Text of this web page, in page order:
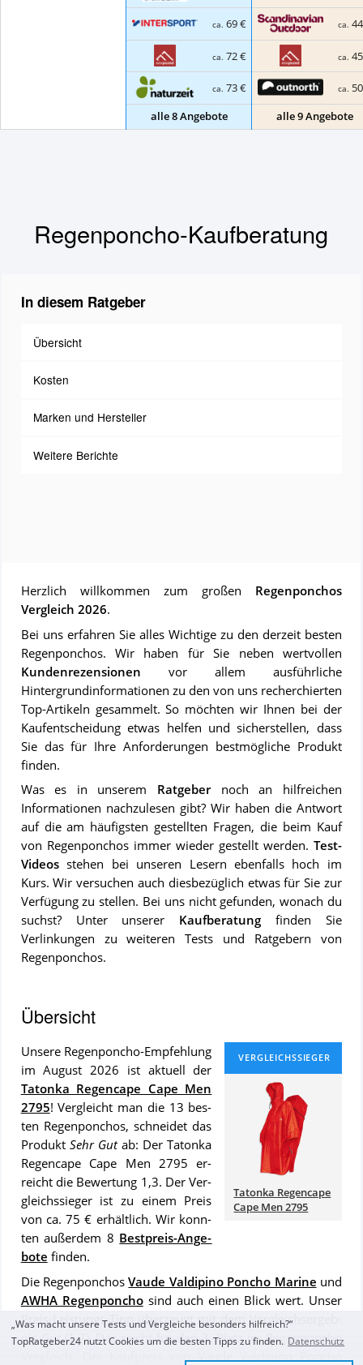
ca.69 €
ca.72 €
ca.73 €
alle 8 Angebote
ca.
ca.
ca.
alle 9 Angebote
Regenponcho-Kaufberatung
In diesem Ratgeber
Übersicht
Kosten
Marken und Hersteller
Weitere Berichte
Herzlich willkommen zum großen Regenponchos
Vergleich 2026.
Bei uns erfahren Sie alles Wichtige zu den derzeit besten
Regenponchos. Wir haben für Sie neben wertvollen
Kundenrezensionen vor allem ausführliche
Hintergrundinformationen zu den von uns recherchierten
Top-Artikeln gesammelt. So möchten wir Ihnen bei der
Kaufentscheidung etwas helfen und sicherstellen, dass
Sie das für Ihre Anforderungen bestmögliche Produkt
finden.
Was es in unserem Ratgebernoch an hilfreichen
Informationen nachzulesen gibt? Wir haben die Antwort
auf die am häufigsten gestellten Fragen, die beim Kauf
von Regenponchos immer wieder gestellt werden. Test-
Videosstehen bei unseren Lesern ebenfalls hoch im
Kurs. Wir versuchen auch diesbezüglich etwas für Sie zur
Verfügung zu stellen. Bei uns nicht gefunden, wonach du
suchst? Unter unserer Kaufberatung finden Sie
Verlinkungen zu weiteren Tests und Ratgebern von
Regenponchos.
Übersicht
Tatonka Regencape
Cape Men 2795
Un­se­re Regenponcho-Emp­feh­lung
im August 2026 ist ak­tu­ell der
Tatonka Regencape Cape Men
2795! Ver­gleicht man die 13 bes­
ten Regenponchos, schnei­det das
Pro­dukt Sehr Gutab: Der Tatonka
Regencape Cape Men 2795 er­
reicht die Be­wer­tung 1,3. Der Ver­
gleichs­sie­ger ist zu ei­nem Preis
von ca. 75 € er­hält­lich. Wir konn­
ten au­ßer­dem 8 Best­preis-An­ge­
bo­te fin­den.
Die RegenponchosVaude Valdipino Poncho Marine und
AWHA Regenponchosind auch ei­nen Blick wert. Un­ser
Preis-Leis­tungs-Tipp über­zeugt mit dem Ver­gleich­s­er­geb­
nisGut(1,7). Das reicht für den 3. Platz im Regenponcho
Vergleich. Der Kauf­preis von Vaude Valdipino Poncho
„Was macht unsere Tests und Vergleiche besonders hilfreich?“
TopRatgeber24 nutzt Cookies um die besten Tipps zu finden. Datenschutz